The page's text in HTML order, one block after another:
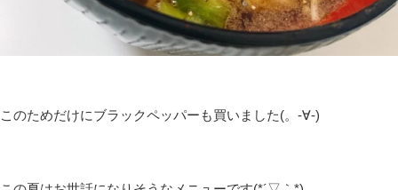
このためだけにブラックペッパーも買いました(。-∀-)